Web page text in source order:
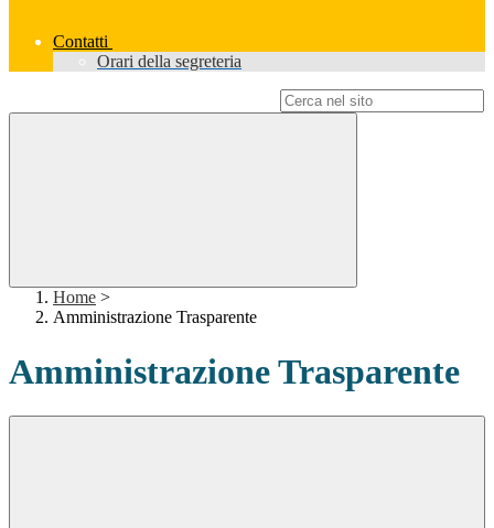
Contatti
Orari della segreteria
Home >
Amministrazione Trasparente
Amministrazione Trasparente